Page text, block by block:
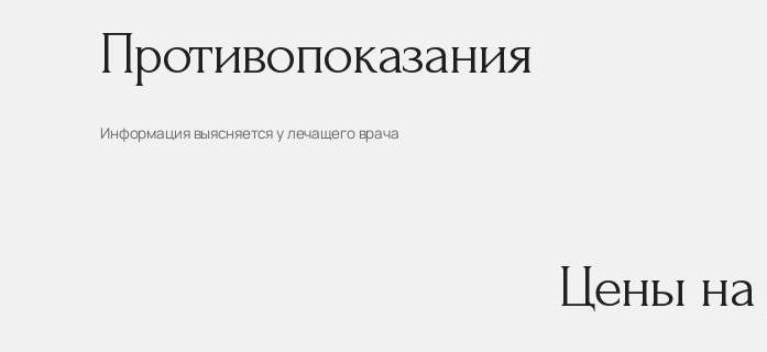
Противопоказания
Информация выясняется у лечащего врача
Цены на